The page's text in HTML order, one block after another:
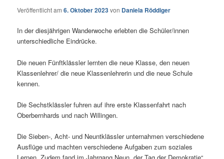
Veröffentlicht am6. Oktober 2023von Daniela Röddiger
In der diesjährigen Wanderwoche erlebten die Schüler/innen
unterschiedliche Eindrücke.
Die neuen Fünftklässler lernten die neue Klasse, den neuen
Klassenlehrer/ die neue Klassenlehrerin und die neue Schule
kennen.
Die Sechstklässler fuhren auf ihre erste Klassenfahrt nach
Oberbernhards und nach Willingen.
Die Sieben-, Acht- und Neuntklässler unternahmen verschiedene
Ausflüge und machten verschiedene Aufgaben zum soziales